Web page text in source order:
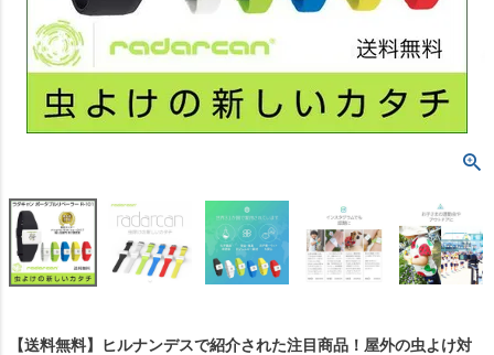
【送料無料】ヒルナンデスで紹介された注目商品！屋外の虫よけ対